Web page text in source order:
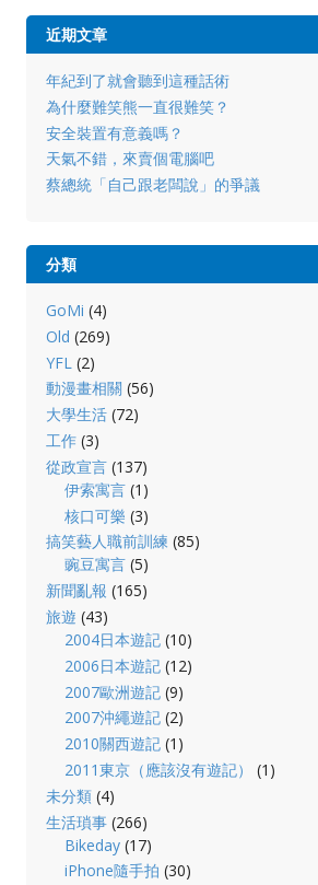
近期文章
年紀到了就會聽到這種話術
為什麼難笑熊一直很難笑？
安全裝置有意義嗎？
天氣不錯，來賣個電腦吧
蔡總統「自己跟老闆說」的爭議
分類
GoMi (4)
Old (269)
YFL (2)
動漫畫相關 (56)
大學生活(72)
工作(3)
從政宣言(137)
伊索寓言 (1)
核口可樂 (3)
搞笑藝人職前訓練 (85)
豌豆寓言 (5)
新聞亂報 (165)
旅遊 (43)
2004日本遊記 (10)
2006日本遊記 (12)
2007歐洲遊記 (9)
2007沖繩遊記 (2)
2010關西遊記 (1)
2011東京（應該沒有遊記）
(1)
未分類(4)
生活瑣事(266)
Bikeday (17)
iPhone隨手拍 (30)